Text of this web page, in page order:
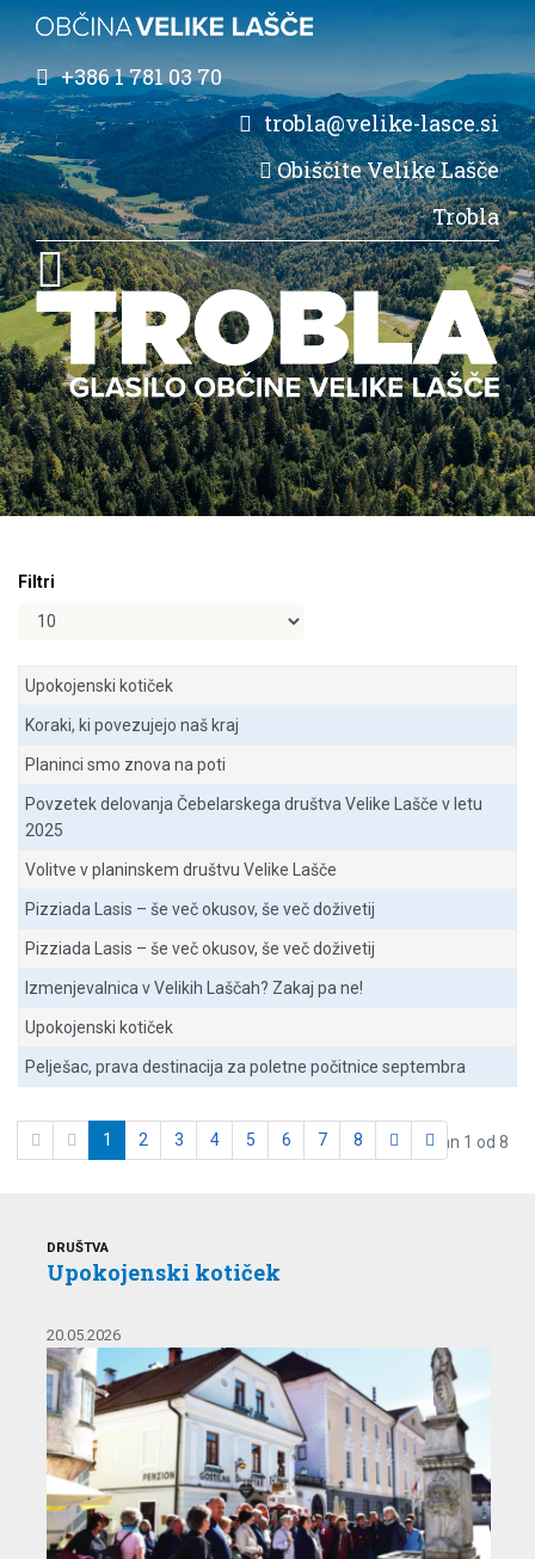
+386 1 781 03 70
trobla@velike-lasce.si
Obiščite Velike Lašče
Trobla
Filtri
Prikaži #
Upokojenski kotiček
Koraki, ki povezujejo naš kraj
Planinci smo znova na poti
Povzetek delovanja Čebelarskega društva Velike Lašče v letu
2025
Volitve v planinskem društvu Velike Lašče
Pizziada Lasis – še več okusov, še več doživetij
Pizziada Lasis – še več okusov, še več doživetij
Izmenjevalnica v Velikih Laščah? Zakaj pa ne!
Upokojenski kotiček
Pelješac, prava destinacija za poletne počitnice septembra
Stran 1 od 8
1 2 3 4 5 6 7 8
DRUŠTVA
Upokojenski kotiček
20.05.2026